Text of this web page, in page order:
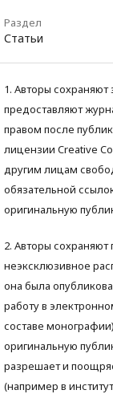
Раздел
Статьи
1. Авторы сохраняют
предоставляют
правом после
лицензии Creative
другим лицам
обязательной
оригинальную
2. Авторы
неэксклюзивное
она была
работу в
составе
оригинальную
разрешает и
(например в